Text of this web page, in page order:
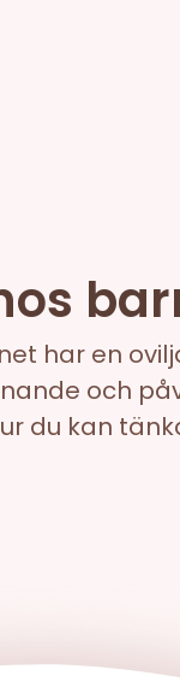
har en
och
du kan